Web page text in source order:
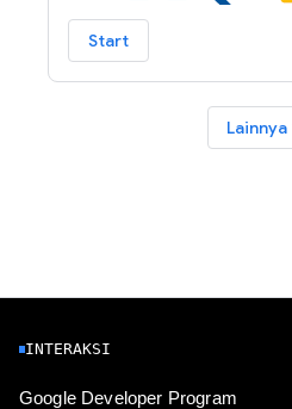
Start
Lainnya
INTERAKSI
Google Developer Program